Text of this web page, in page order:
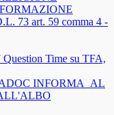
73 art. 59 comma 4 -
Time su TFA,
INFORMA_AL